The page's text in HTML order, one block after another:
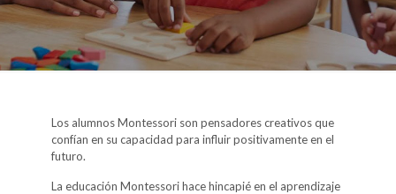
Los alumnos Montessori son pensadores creativos que
confían en su capacidad para influir positivamente en el
futuro.
La educación Montessori hace hincapié en el aprendizaje